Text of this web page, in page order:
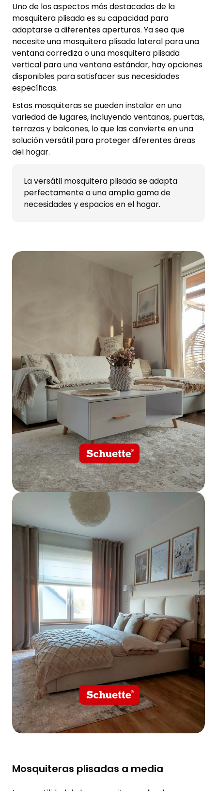
Uno de los aspectos más destacados de la
mosquitera plisada es su capacidad para
adaptarse a diferentes aperturas. Ya sea que
necesite una mosquitera plisada lateral para una
ventana corrediza o una mosquitera plisada
vertical para una ventana estándar, hay opciones
disponibles para satisfacer sus necesidades
específicas.
Estas mosquiteras se pueden instalar en una
variedad de lugares, incluyendo ventanas, puertas,
terrazas y balcones, lo que las convierte en una
solución versátil para proteger diferentes áreas
del hogar.
La versátil mosquitera plisada se adapta
perfectamente a una amplia gama de
necesidades y espacios en el hogar.
Mosquiteras plisadas a media